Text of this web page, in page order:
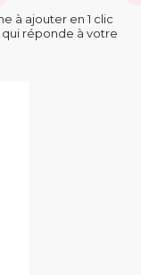
à ajouter en 1 clic
réponde à votre